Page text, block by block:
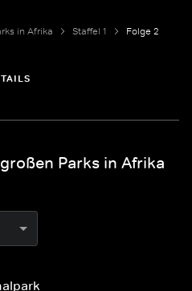
in Afrika Staffel 1 Folge 2
Parks in Afrika